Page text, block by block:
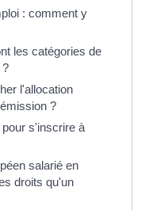
: comment y
les catégories de
?
l'allocation
?
s'inscrire à
salarié en
droits qu'un